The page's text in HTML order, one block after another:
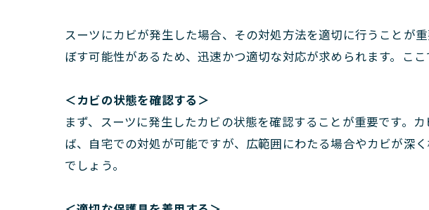
スーツにカビが発生した場合、その対処方法を適切に行うことが
ぼす可能性があるため、迅速かつ適切な対応が求められます。こ
＜カビの状態を確認する＞
まず、スーツに発生したカビの状態を確認することが重要です。
ば、自宅での対処が可能ですが、広範囲にわたる場合やカビが深
でしょう。